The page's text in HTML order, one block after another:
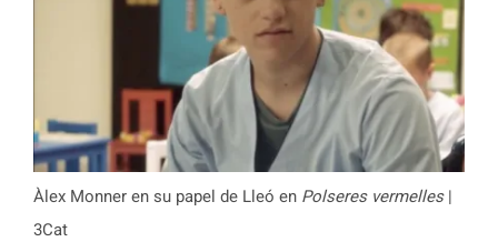
Àlex Monner en su papel de Lleó en Polseres vermelles|
3Cat